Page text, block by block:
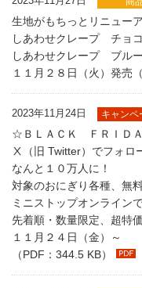
生地がもちっとリニュー
しあわせクレープ チョ
しあわせクレープ ブル
１１月２８日（火）発売
2023年11月24日 キャンペ
☆ＢＬＡＣＫ ＦＲＩＤ
Ⅹ（旧 Twitter）でフォロ
なんと１０万人に！
対象のおにぎり各種、無
ミニストップオンライン
先着順・数量限定、超特
１１月２４日（金）～
（PDF：344.5 KB）